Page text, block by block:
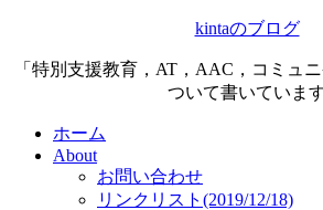
kintaのブログ
「特別支援教育，AT，AAC，コミュ
ついて書いていま
ホーム
About
お問い合わせ
リンクリスト(2019/12/18)